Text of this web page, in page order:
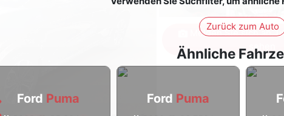
Zurück zum Auto
Ähnliche
Ford Puma Ford Puma
Melden Sie sich an,
sehen